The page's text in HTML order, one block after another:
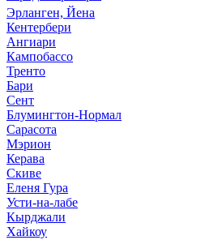
Эрланген, Йена
Кентербери
Ангиари
Кампобассо
Тренто
Бари
Сент
Блумингтон-Нормал
Сарасота
Мэрион
Керава
Скиве
Еленя Гура
Усти-на-лабе
Кырджали
Хайкоу